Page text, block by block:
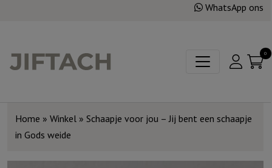
WhatsApp ons
0
Home » Winkel » Schaapje voor jou – Jij bent een schaapje
in Gods weide